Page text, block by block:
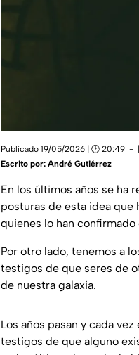
Publicado 19/05/2026 | 🕑 20:49
Escrito por: André Gutiérrez
En los últimos años se ha
posturas de esta idea que
quienes lo han
Por otro lado, tenemos a
testigos de que seres de
de nuestra galaxia.
Los años pasan y cada
testigos de que alguno